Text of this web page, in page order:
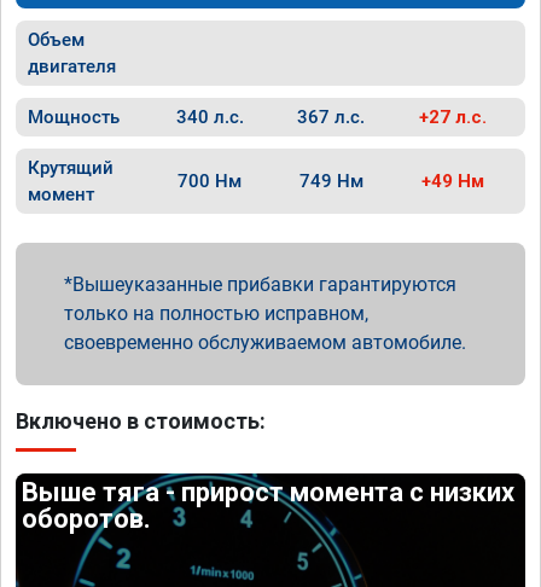
Объем
двигателя
Мощность 340 л.с. 367 л.с. +27 л.с.
Крутящий
момент
700 Нм 749 Нм +49 Нм
Вышеуказанные прибавки гарантируются
только на полностью исправном,
своевременно обслуживаемом автомобиле.
Включено в стоимость:
Выше тяга - прирост момента с низких
оборотов.